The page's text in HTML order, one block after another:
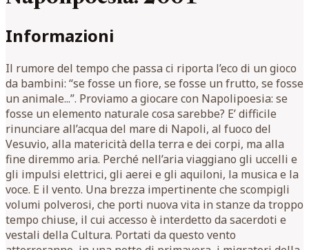
Informazioni
Il rumore del tempo che passa ci riporta l’eco di un gioco
da bambini: “se fosse un fiore, se fosse un frutto, se fosse
un animale...”. Proviamo a giocare con Napolipoesia: se
fosse un elemento naturale cosa sarebbe? E’ difficile
rinunciare all’acqua del mare di Napoli, al fuoco del
Vesuvio, alla matericità della terra e dei corpi, ma alla
fine diremmo aria. Perché nell’aria viaggiano gli uccelli e
gli impulsi elettrici, gli aerei e gli aquiloni, la musica e la
voce. E il vento. Una brezza impertinente che scompigli
volumi polverosi, che porti nuova vita in stanze da troppo
tempo chiuse, il cui accesso è interdetto da sacerdoti e
vestali della Cultura. Portati da questo vento